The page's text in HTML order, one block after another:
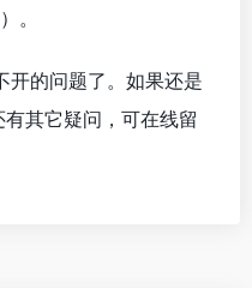
。
开的问题了。如果还是
有其它疑问，可在线留